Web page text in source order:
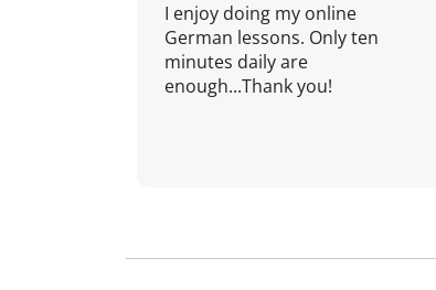
I enjoy doing my online
German lessons. Only ten
minutes daily are
enough...Thank you!